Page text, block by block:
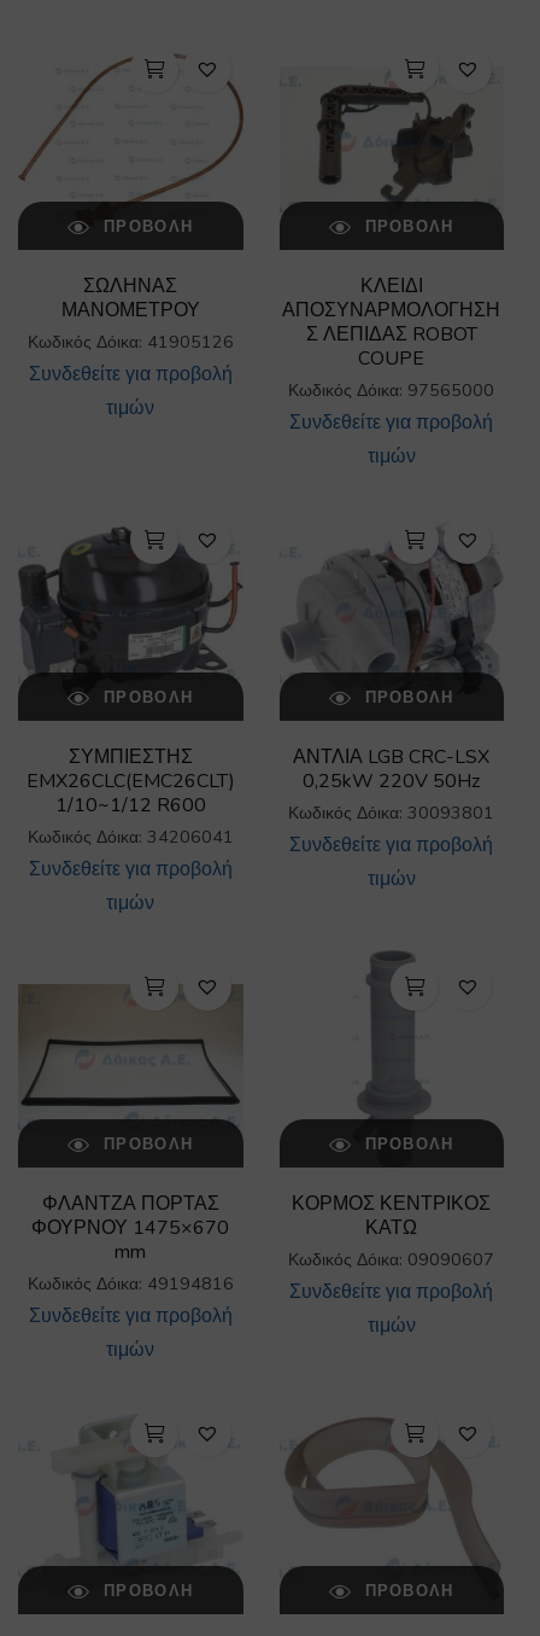
ΠΡΟΒΟΛΉ
ΣΩΛΗΝΑΣ
ΜΑΝΟΜΕΤΡΟΥ
Κωδικός Δόικα: 41905126
Συνδεθείτε για προβολή
τιμών
ΠΡΟΒΟΛΉ
ΚΛΕΙΔΙ
ΑΠΟΣΥΝΑΡΜΟΛΟΓΗΣΗ
Σ ΛΕΠΙΔΑΣ ROBOT
COUPE
Κωδικός Δόικα: 97565000
Συνδεθείτε για προβολή
τιμών
ΠΡΟΒΟΛΉ
ΣΥΜΠΙΕΣΤΗΣ
EMX26CLC(EMC26CLT)
1/10~1/12 R600
Κωδικός Δόικα: 34206041
Συνδεθείτε για προβολή
τιμών
ΠΡΟΒΟΛΉ
ΑΝΤΛΙΑ LGB CRC-LSX
0,25kW 220V 50Hz
Κωδικός Δόικα: 30093801
Συνδεθείτε για προβολή
τιμών
ΠΡΟΒΟΛΉ
ΦΛΑΝΤΖΑ ΠΟΡΤΑΣ
ΦΟΥΡΝΟΥ 1475×670
mm
Κωδικός Δόικα: 49194816
Συνδεθείτε για προβολή
τιμών
ΠΡΟΒΟΛΉ
ΚΟΡΜΟΣ ΚΕΝΤΡΙΚΟΣ
ΚΑΤΩ
Κωδικός Δόικα: 09090607
Συνδεθείτε για προβολή
τιμών
ΠΡΟΒΟΛΉ ΠΡΟΒΟΛΉ